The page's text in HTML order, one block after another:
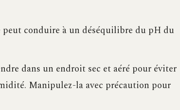
peut conduire à un déséquilibre du pH du
dans un endroit sec et aéré pour éviter
Manipulez-la avec précaution pour